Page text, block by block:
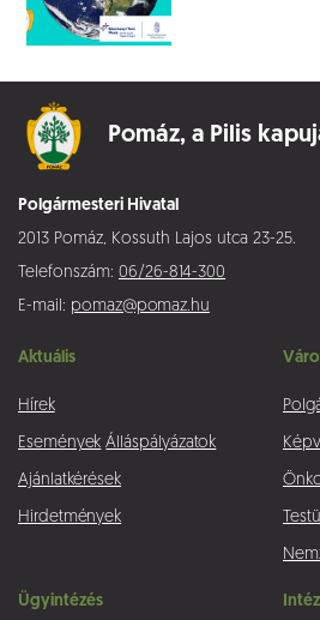
Pomáz, a Pilis
Polgármesteri Hivatal
2013 Pomáz, Kossuth Lajos utca 23-25.
Telefonszám: 06/26-814-300
E-mail: pomaz@pomaz.hu
Aktuális
Hírek
Események Álláspályázatok
Ajánlatkérések
Hirdetmények
Ügyintézés